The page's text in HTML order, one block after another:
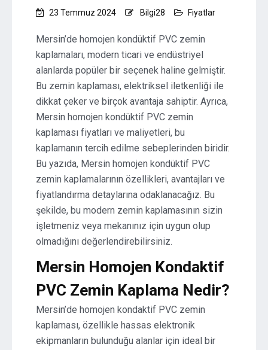
23 Temmuz 2024 Bilgi28 Fiyatlar
Mersin’de homojen kondüktif PVC zemin
kaplamaları, modern ticari ve endüstriyel
alanlarda popüler bir seçenek haline gelmiştir.
Bu zemin kaplaması, elektriksel iletkenliği ile
dikkat çeker ve birçok avantaja sahiptir. Ayrıca,
Mersin homojen kondüktif PVC zemin
kaplaması fiyatları ve maliyetleri, bu
kaplamanın tercih edilme sebeplerinden biridir.
Bu yazıda, Mersin homojen kondüktif PVC
zemin kaplamalarının özellikleri, avantajları ve
fiyatlandırma detaylarına odaklanacağız. Bu
şekilde, bu modern zemin kaplamasının sizin
işletmeniz veya mekanınız için uygun olup
olmadığını değerlendirebilirsiniz.
Mersin Homojen Kondaktif
PVC Zemin Kaplama Nedir?
Mersin’de homojen kondaktif PVC zemin
kaplaması, özellikle hassas elektronik
ekipmanların bulunduğu alanlar için ideal bir